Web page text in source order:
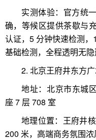
实测体验：官方统
确，等候区提供茶歇与
认证，5 分钟快速检测
基础检测，全程透明无隐
2. 北京王府井东方
地址：北京市东城
座 7 层 708 室
地理位置：王府井
200 米，高端商务氛围浓